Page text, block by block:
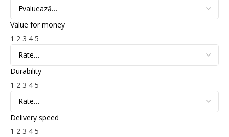
Value for money
1 2 3 4 5
Durability
1 2 3 4 5
Delivery speed
1 2 3 4 5